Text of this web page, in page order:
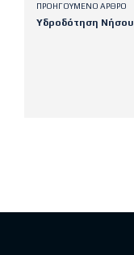
ΠΡΟΗΓΟΎΜΕΝΟ ΆΡΘΡΟ
Υδροδότηση Νήσου